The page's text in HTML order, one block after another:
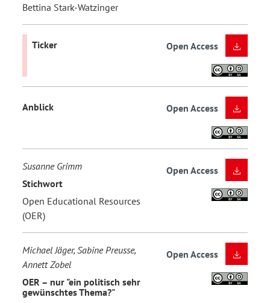
Bettina Stark-Watzinger
Ticker Open Access
Anblick Open Access
Susanne Grimm
Stichwort
Open Educational Resources
(OER)
Open Access
Michael Jäger, Sabine Preusse,
Annett Zobel
OER – nur "ein politisch sehr
gewünschtes Thema?"
Open Access